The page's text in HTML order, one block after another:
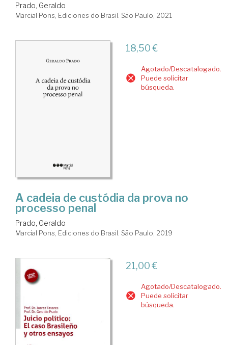
Prado, Geraldo
Marcial Pons, Ediciones do Brasil. São Paulo, 2021
18,50 €
Agotado/Descatalogado.
Puede solicitar
búsqueda.
A cadeia de custódia da prova no
processo penal
Prado, Geraldo
Marcial Pons, Ediciones do Brasil. São Paulo, 2019
21,00 €
Agotado/Descatalogado.
Puede solicitar
búsqueda.